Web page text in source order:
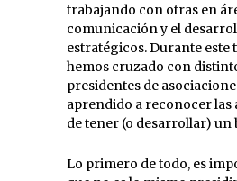
trabajando con otras en
comunicación y el
estratégicos. Durante este
hemos cruzado con
presidentes de
aprendido a reconocer las
de tener (o desarrollar) un
Lo primero de todo, es